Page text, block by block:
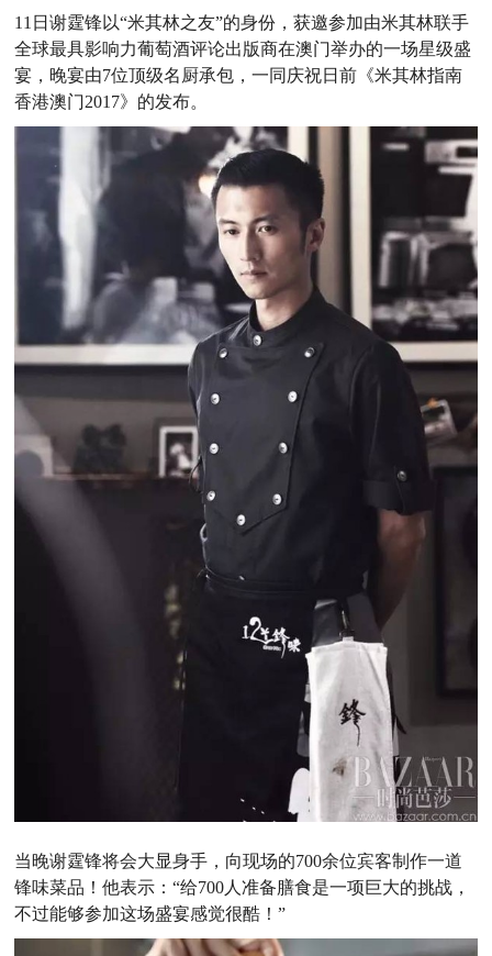
11日谢霆锋以“米其林之友”的身份，获邀参加由米其林联手
全球最具影响力葡萄酒评论出版商在澳门举办的一场星级盛
宴，晚宴由7位顶级名厨承包，一同庆祝日前《米其林指南
香港澳门2017》的发布。
当晚谢霆锋将会大显身手，向现场的700余位宾客制作一道
锋味菜品！他表示：“给700人准备膳食是一项巨大的挑战，
不过能够参加这场盛宴感觉很酷！”